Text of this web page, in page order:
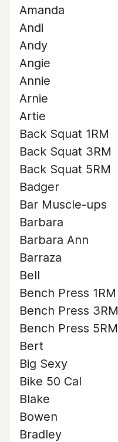
Amanda
Andi
Andy
Angie
Annie
Arnie
Artie
Back Squat 1RM
Back Squat 3RM
Back Squat 5RM
Badger
Bar Muscle-ups
Barbara
Barbara Ann
Barraza
Bell
Bench Press 1RM
Bench Press 3RM
Bench Press 5RM
Bert
Big Sexy
Bike 50 Cal
Blake
Bowen
Bradley